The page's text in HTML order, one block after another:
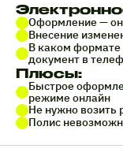
Оформление —
Внесение
В каком формате
документ в
Плюсы:
Быстрое
режиме онлайн
Не нужно возить
Полис